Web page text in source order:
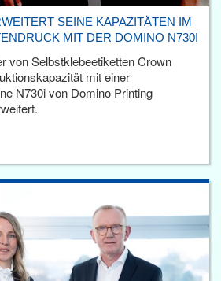
SEINE KAPAZITÄTEN IM
MIT DER DOMINO N730I
von Selbstklebeetiketten Crown
mit einer
N730i von Domino Printing